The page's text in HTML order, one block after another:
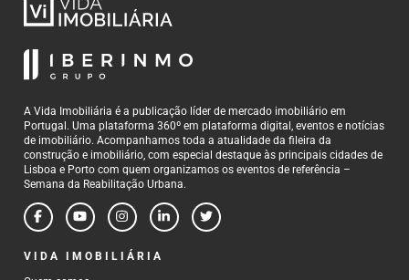
A Vida Imobiliária é a publicação líder de mercado imobiliário em
Portugal. Uma plataforma 360º em plataforma digital, eventos e notícias
de imobiliário. Acompanhamos toda a atualidade da fileira da
construção e imobiliário, com especial destaque às principais cidades de
Lisboa e Porto com quem organizamos os eventos de referência –
Semana da Reabilitação Urbana.
VIDA IMOBILIÁRIA